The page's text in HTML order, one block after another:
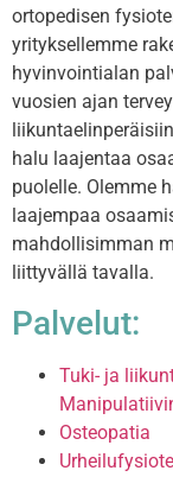
ortopedisen
yrityksellemme
hyvinvointialan
vuosien ajan
halu laajentaa
puolelle. Olemme
laajempaa
mahdollisimman
liittyvällä tavalla.
Palvelut:
Tuki- ja
Osteopatia